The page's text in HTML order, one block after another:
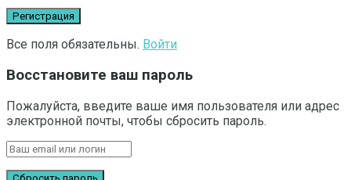
Все поля обязательны. Войти
Восстановите ваш пароль
Пожалуйста, введите ваше имя пользователя или адрес
электронной почты, чтобы сбросить пароль.